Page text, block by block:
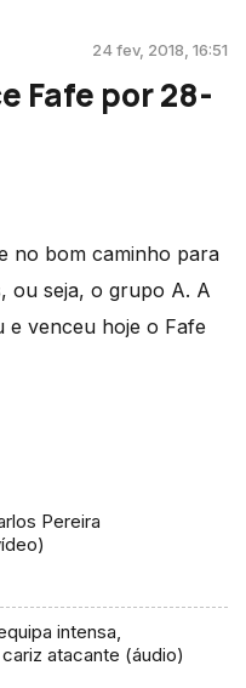
24 fev, 2018, 16:51
Fafe por 28-
no bom caminho para
ou seja, o grupo A. A
e venceu hoje o Fafe
Pereira
intensa,
atacante (áudio)